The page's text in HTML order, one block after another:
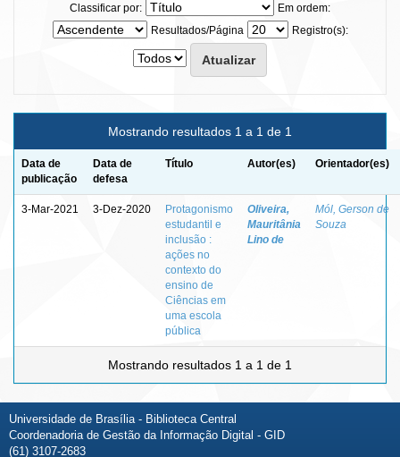
Classificar por:
Em ordem:
Resultados/Página
Registro(s):
Mostrando resultados 1 a 1 de 1
Data de
publicação
Data de
defesa
Título Autor(es) Orientador(es)
3-Mar-2021 3-Dez-2020
Protagonismo
estudantil e
inclusão :
ações no
contexto do
ensino de
Ciências em
uma escola
pública
Oliveira,
Mauritânia
Lino de
Mól, Gerson de
Souza
Mostrando resultados 1 a 1 de 1
Universidade de Brasília - Biblioteca Central
Coordenadoria de Gestão da Informação Digital - GID
(61) 3107-2683